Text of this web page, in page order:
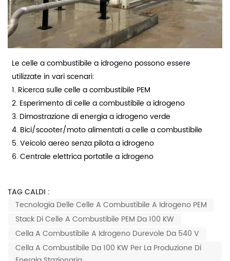
Le celle a combustibile a idrogeno possono essere
utilizzate in vari scenari:
1. Ricerca sulle celle a combustibile PEM
2. Esperimento di celle a combustibile a idrogeno
3. Dimostrazione di energia a idrogeno verde
4. Bici/scooter/moto alimentati a celle a combustibile
5. Veicolo aereo senza pilota a idrogeno
6. Centrale elettrica portatile a idrogeno
TAG CALDI :
Tecnologia Delle Celle A Combustibile A Idrogeno PEM
Stack Di Celle A Combustibile PEM Da 100 KW
Cella A Combustibile A Idrogeno Durevole Da 540 V
Cella A Combustibile Da 100 KW Per La Produzione Di